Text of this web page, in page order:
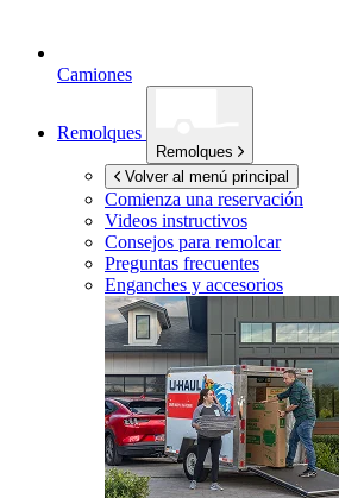
Camiones
Remolques
Remolques
Volver al menú principal
Comienza una reservación
Videos instructivos
Consejos para remolcar
Preguntas frecuentes
Enganches y accesorios